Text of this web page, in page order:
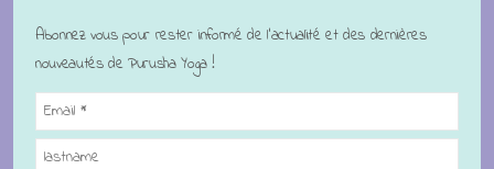
Abonnez vous pour rester informé de l'actualité et des dernières
nouveautés de Purusha Yoga !